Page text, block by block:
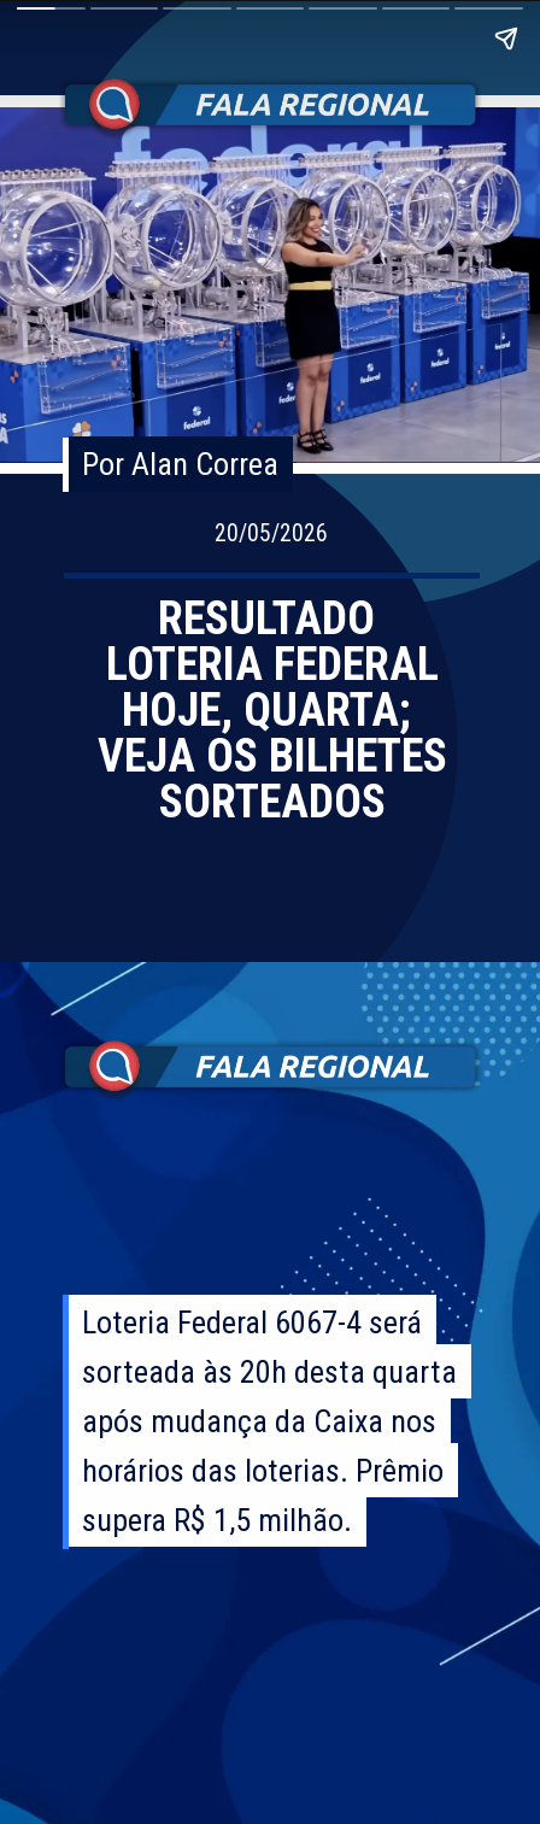
20/05/2026
Por Alan Correa
Por Alan Correa
RESULTADO
LOTERIA FEDERAL
HOJE, QUARTA;
VEJA OS BILHETES
SORTEADOS
Loteria Federal 6067-4 será
sorteada às 20h desta quarta
após mudança da Caixa nos
horários das loterias. Prêmio
supera R$ 1,5 milhão.
Loteria Federal 6067-4 será
sorteada às 20h desta quarta
após mudança da Caixa nos
horários das loterias. Prêmio
supera R$ 1,5 milhão.